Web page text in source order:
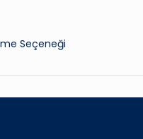
Seçeneği